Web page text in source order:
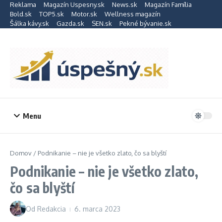
Preskočiť na obsah
Reklama Magazín Uspesny.sk News.sk
Magazín Família
Bold.sk
TOP5.sk Motor.sk
Wellness magazín
Šálka kávy.sk
Gazda.sk SEN.sk Pekné bývanie.sk
Menu
Domov / Podnikanie – nie je všetko zlato, čo sa blyští
Podnikanie – nie je všetko zlato,
čo sa blyští
Od Redakcia 6. marca 2023